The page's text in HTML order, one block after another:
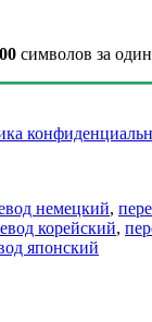
символов за один
немецкий,
корейский,
японский